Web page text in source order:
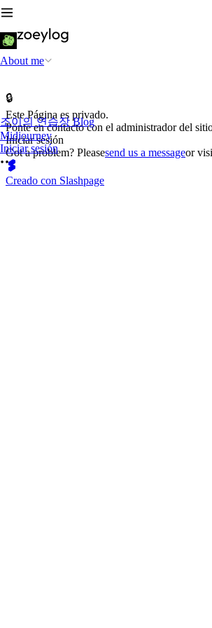
About me
조이의 연습장 Blog
Midjourney
Iniciar sesión
🔒
Este Página es privado.
Ponte en contacto con el administrador del
Iniciar sesión
Got a problem? Pleasesend us a messageor
Creado con Slashpage